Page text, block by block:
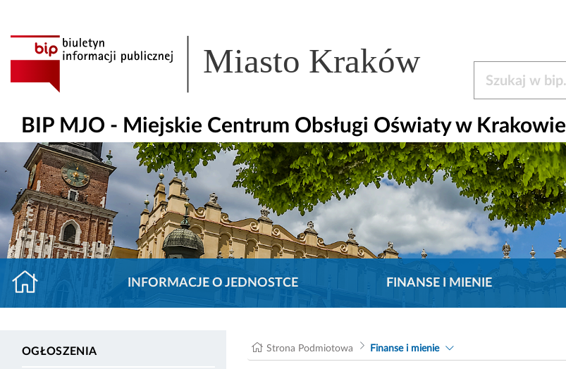
Miasto Kraków
BIP MJO - Miejskie Centrum Obsługi Oświaty w Krakowie
INFORMACJE O JEDNOSTCE FINANSE I MIENIE
OGŁOSZENIA Strona Podmiotowa Finanse i mienie